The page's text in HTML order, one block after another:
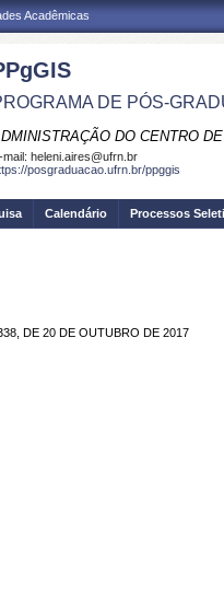
Acadêmicas
DE PÓS-
DO CENTRO
mail: heleni.aires@ufrn.br
posgraduacao.ufrn.br/ppggis
Calendário Processos
DE 20 DE OUTUBRO DE 2017